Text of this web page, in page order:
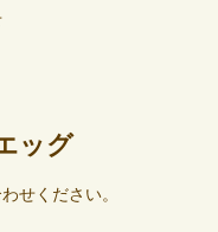
ッグ
せください。